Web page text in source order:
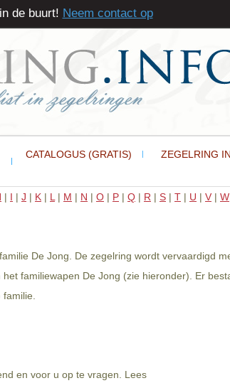
CATALOGUS (GRATIS) ZEGELRING
| I | J | K | L | M | N | O | P | Q | R | S | T | U | V | W
De Jong. De zegelring wordt vervaardigd
familiewapen De Jong (zie hieronder). Er
en voor u op te vragen. Lees
de buurt! Neem contact op